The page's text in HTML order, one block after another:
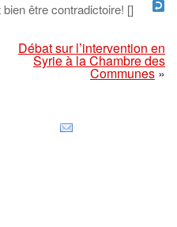
être contradictoire! []
Débat sur l’intervention en
Syrie à la Chambre des
Communes»